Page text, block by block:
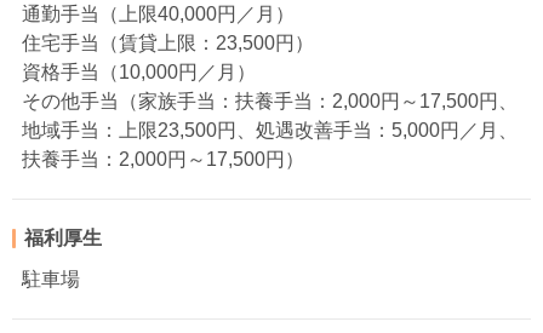
通勤手当（上限40,000円／月）
住宅手当（賃貸上限：23,500円）
資格手当（10,000円／月）
その他手当（家族手当：扶養手当：2,000円～17,500円、
地域手当：上限23,500円、処遇改善手当：5,000円／月、
扶養手当：2,000円～17,500円）
福利厚生
駐車場